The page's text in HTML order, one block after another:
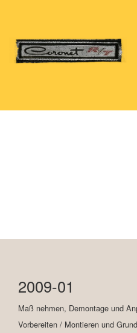
2009-01
Maß nehmen, Demontage und
Vorbereiten / Montieren und